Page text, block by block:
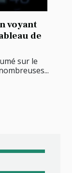
voyant
de
sur le